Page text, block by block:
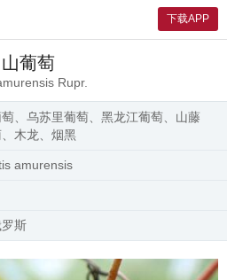
下载APP
山葡萄
Rupr.
、乌苏里葡萄、黑龙江葡萄、山藤
木龙、烟黑
amurensis
斯